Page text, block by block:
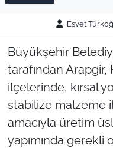
Esvet
Büyükşehir
tarafından
ilçelerinde, kırsal
stabilize malzeme
amacıyla üretim
yapımında gerekli